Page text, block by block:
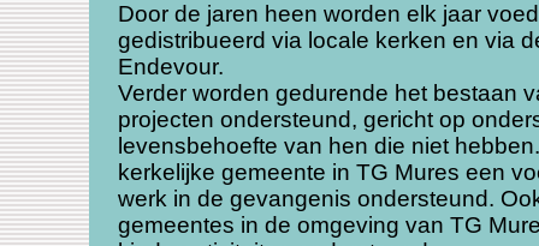
Door de jaren heen worden elk jaar
gedistribueerd via locale kerken en via
Endevour.
Verder worden gedurende het bestaan
projecten ondersteund, gericht op
levensbehoefte van hen die niet
kerkelijke gemeente in TG Mures een
werk in de gevangenis ondersteund.
gemeentes in de omgeving van TG